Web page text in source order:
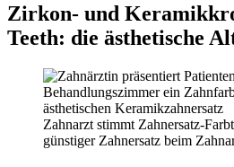
Zirkon- und
Teeth: die ästhetische
Zahnarzt stimmt Zahnersatz-
günstiger Zahnersatz beim